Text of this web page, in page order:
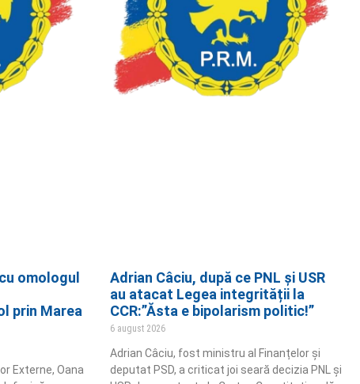
omologul
prin Marea
Externe, Oana
Adrian Câciu, după ce PNL și USR
au atacat Legea integrității la
CCR:”Ăsta e bipolarism politic!”
6 august 2026
Adrian Câciu, fost ministru al Finanțelor și
deputat PSD, a criticat joi seară decizia PNL și